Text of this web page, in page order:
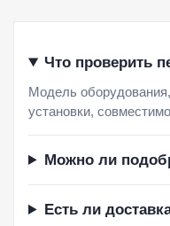
Что проверить
Модель
установки,
Можно ли
Есть ли